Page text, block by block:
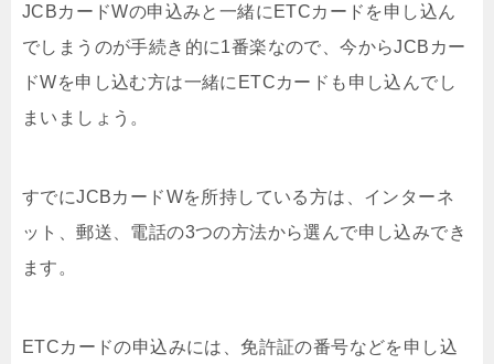
JCBカードWの申込みと一緒にETCカードを申し込ん
でしまうのが手続き的に1番楽なので、今からJCBカー
ドWを申し込む方は一緒にETCカードも申し込んでし
まいましょう。
すでにJCBカードWを所持している方は、インターネ
ット、郵送、電話の3つの方法から選んで申し込みでき
ます。
ETCカードの申込みには、免許証の番号などを申し込